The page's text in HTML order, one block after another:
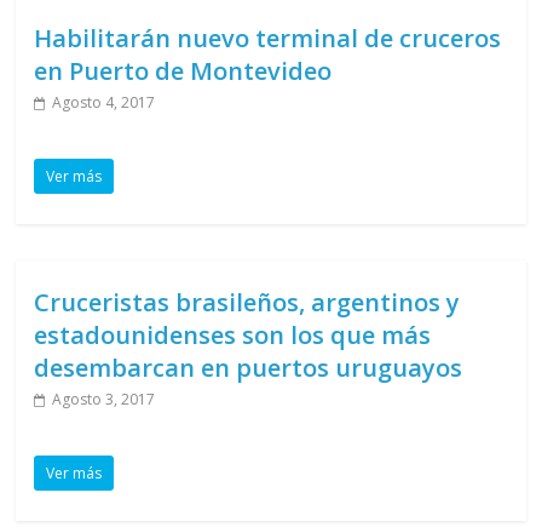
Habilitarán nuevo terminal de cruceros
en Puerto de Montevideo
Agosto 4, 2017
Ver más
Cruceristas brasileños, argentinos y
estadounidenses son los que más
desembarcan en puertos uruguayos
Agosto 3, 2017
Ver más